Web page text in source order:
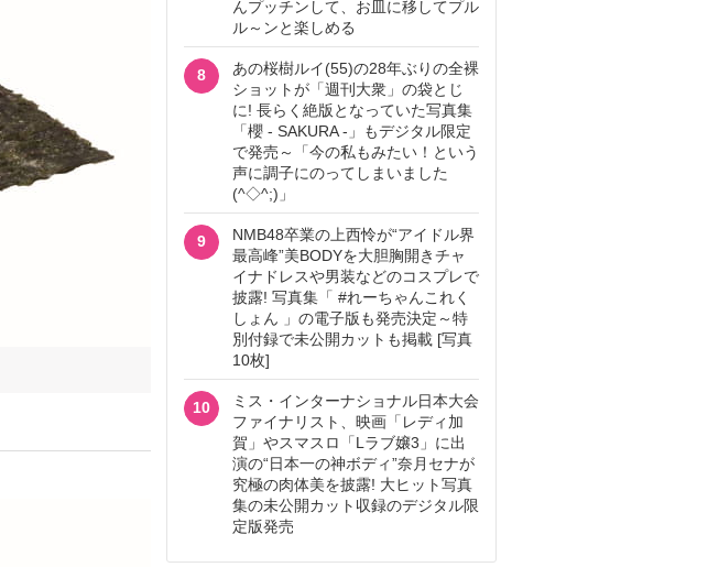
んプッチンして、お皿に移してプル
ル～ンと楽しめる
8
あの桜樹ルイ(55)の28年ぶりの全裸
ショットが「週刊大衆」の袋とじ
に! 長らく絶版となっていた写真集
「櫻 - SAKURA -」もデジタル限定
で発売～「今の私もみたい！という
声に調子にのってしまいました
(^◇^;)」
9
NMB48卒業の上西怜が“アイドル界
最高峰”美BODYを大胆胸開きチャ
イナドレスや男装などのコスプレで
披露! 写真集「 #れーちゃんこれく
しょん 」の電子版も発売決定～特
別付録で未公開カットも掲載 [写真
10枚]
10
ミス・インターナショナル日本大会
ファイナリスト、映画「レディ加
賀」やスマスロ「Lラブ嬢3」に出
演の“日本一の神ボディ”奈月セナが
究極の肉体美を披露! 大ヒット写真
集の未公開カット収録のデジタル限
定版発売